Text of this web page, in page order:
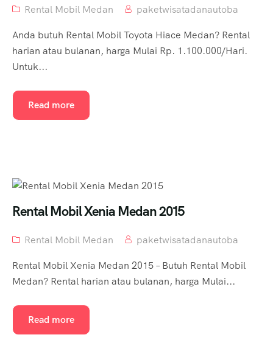
Rental Mobil Medan
paketwisatadanautoba
Anda butuh Rental Mobil Toyota Hiace Medan? Rental
harian atau bulanan, harga Mulai Rp. 1.100.000/Hari.
Untuk...
Read more
Rental Mobil Xenia Medan 2015
Rental Mobil Medan
paketwisatadanautoba
Rental Mobil Xenia Medan 2015 – Butuh Rental Mobil
Medan? Rental harian atau bulanan, harga Mulai...
Read more